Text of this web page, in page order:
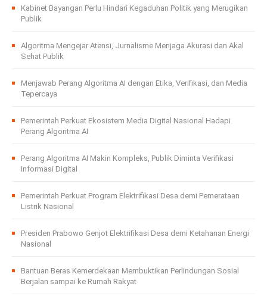
Kabinet Bayangan Perlu Hindari Kegaduhan Politik yang Merugikan
Publik
Algoritma Mengejar Atensi, Jurnalisme Menjaga Akurasi dan Akal
Sehat Publik
Menjawab Perang Algoritma AI dengan Etika, Verifikasi, dan Media
Tepercaya
Pemerintah Perkuat Ekosistem Media Digital Nasional Hadapi
Perang Algoritma AI
Perang Algoritma AI Makin Kompleks, Publik Diminta Verifikasi
Informasi Digital
Pemerintah Perkuat Program Elektrifikasi Desa demi Pemerataan
Listrik Nasional
Presiden Prabowo Genjot Elektrifikasi Desa demi Ketahanan Energi
Nasional
Bantuan Beras Kemerdekaan Membuktikan Perlindungan Sosial
Berjalan sampai ke Rumah Rakyat